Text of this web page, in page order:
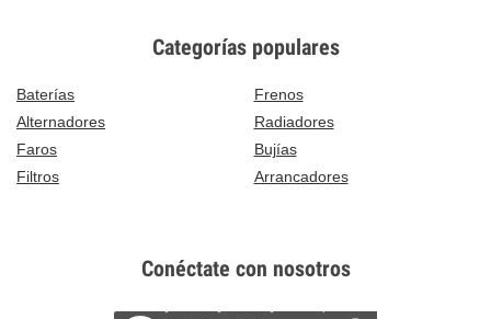
Categorías populares
Baterías
Frenos
Alternadores
Radiadores
Faros
Bujías
Filtros
Arrancadores
Conéctate con nosotros